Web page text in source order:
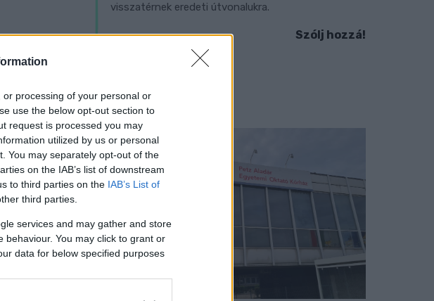
processing of your personal or
use the below opt-out section to
request is processed you may
utilized by us or personal
You may separately opt-out of the
on the IAB’s list of downstream
to third parties on the IAB’s List of
third parties.
services and may gather and store
behaviour. You may click to grant or
data for below specified purposes
visszatérnek eredeti útvonalukra.
Szólj hozzá!